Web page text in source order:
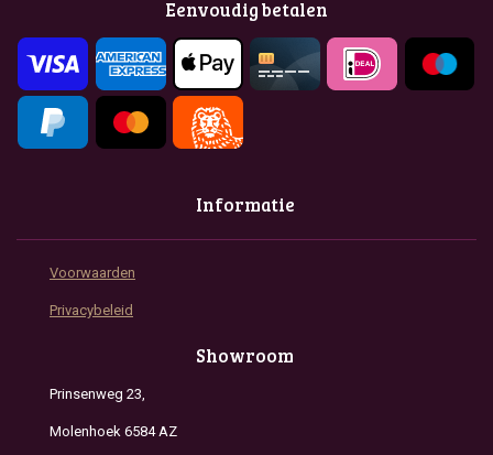
o
k
r
a
m
p
p
Eenvoudig betalen
Informatie
Voorwaarden
Privacybeleid
Showroom
Prinsenweg 23,
Molenhoek 6584 AZ